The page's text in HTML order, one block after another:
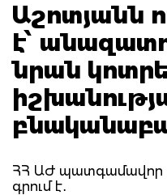
Աշոտյանն
է՝
նրան
ՀՀ ԱԺ պատգամավոր
գրում է․